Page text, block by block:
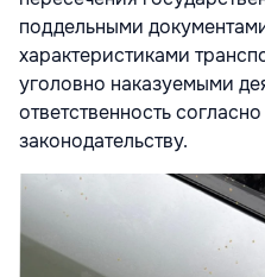
поддельными
характеристиками
уголовно наказуемыми
ответственность
законодательству.